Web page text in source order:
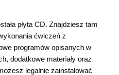
płyta CD. Znajdziesz tam
ćwiczeń z
programów opisanych w
dodatkowe materiały oraz
legalnie zainstalować